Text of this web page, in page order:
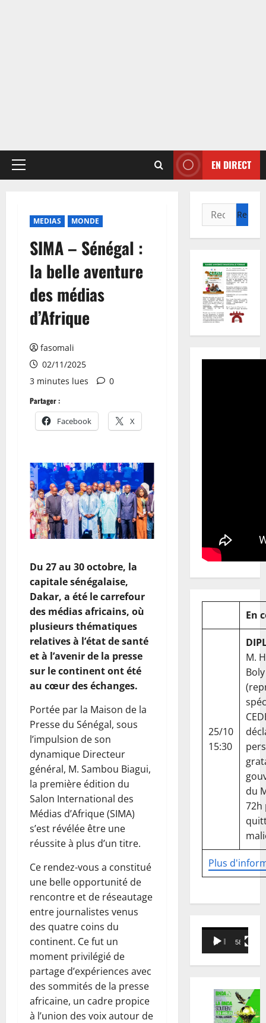
Menu
EN DIRECT
MEDIAS MONDE
SIMA – Sénégal :
la belle aventure
des médias
d’Afrique
fasomali
02/11/2025
3 minutes lues
0
Partager :
Facebook X
Du 27 au 30 octobre, la
capitale sénégalaise,
Dakar, a été le carrefour
des médias africains, où
plusieurs thématiques
relatives à l’état de santé
et à l’avenir de la presse
sur le continent ont été
au cœur des échanges.
Portée par la Maison de la
Presse du Sénégal, sous
l’impulsion de son
dynamique Directeur
général, M. Sambou Biagui,
la première édition du
Salon International des
Médias d’Afrique (SIMA)
s’est révélée être une
réussite à plus d’un titre.
Ce rendez-vous a constitué
une belle opportunité de
rencontre et de réseautage
entre journalistes venus
des quatre coins du
continent. Ce fut un
moment privilégié de
partage d’expériences avec
des sommités de la presse
africaine, un cadre propice
à l’union des voix autour de
Rechercher :
En
Plus
25/10
15:30
M.
Boly
du
72h
Lecteur
vidéo
00:00 58:18